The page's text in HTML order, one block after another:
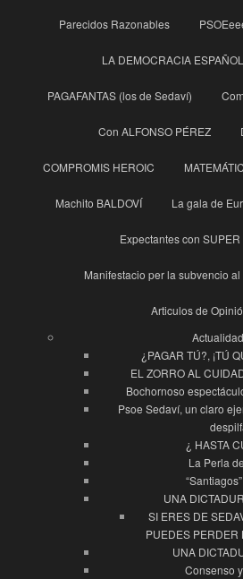
Parecidos Razonables
LA DEMOCRACIA
PAGAFANTAS (los de Sedaví)
Con ALFONSO PÉREZ
COMPROMIS HEROIC
Machito BALDOVÍ La gala de
Expectantes con SUPER
Manifestacio per la subvencio al
Articulos de
Actualidad
¿PAGAR TÚ?, ¡TÚ
EL ZORRO AL
Bochornoso
Psoe Sedaví, un claro
¿ HASTA
La Perla
UNA
SI ERES DE
PUEDES PERDER
UNA
Consenso